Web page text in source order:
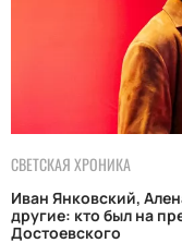
СВЕТСКАЯ ХРОНИКА
Иван Янковский,
другие: кто был на
Достоевского